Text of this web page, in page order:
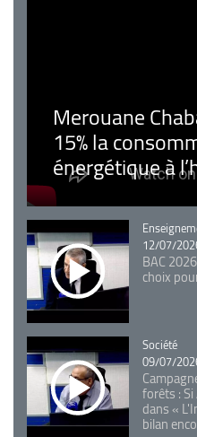
Merouane
15% la
énergétique à
Catégorie
12/07/
BAC
choix
Catégorie
Société
09/07/
forêts :
dans «
bilan